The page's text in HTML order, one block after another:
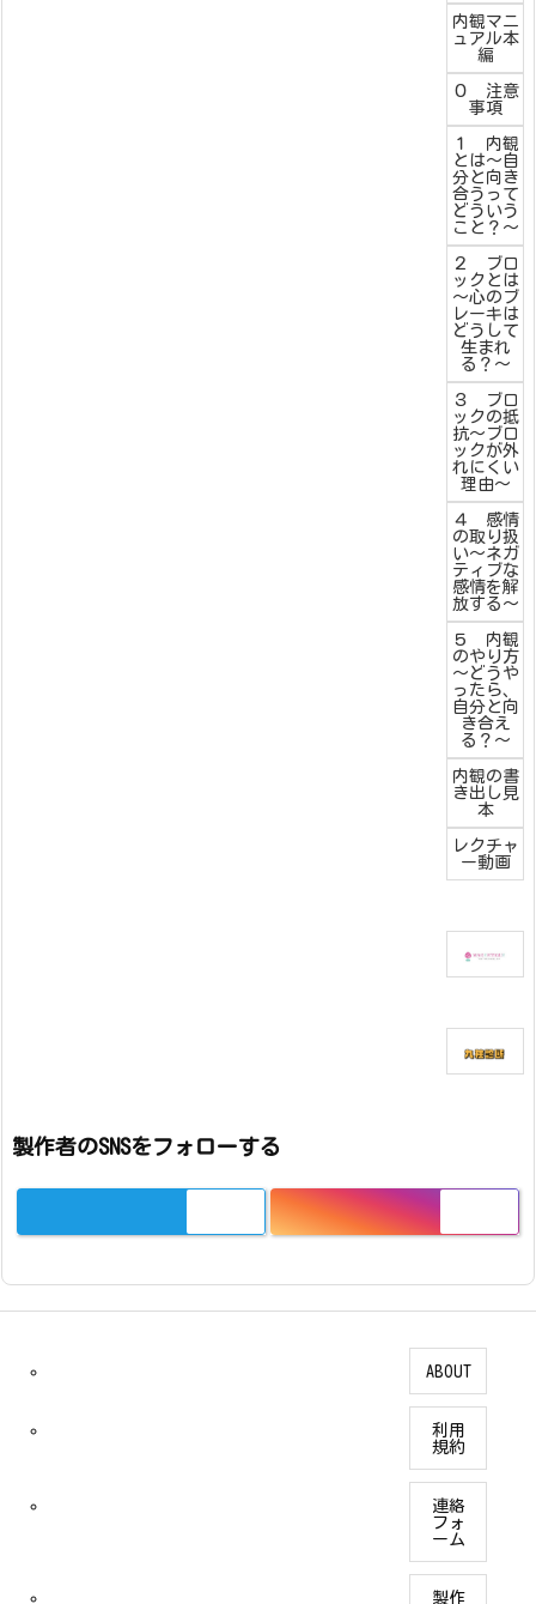
内観マニ
ュアル本
編
０ 注意
事項
１ 内観
とは～自
分と向き
合うって
どういう
こと？～
２ ブロ
ックとは
～心のブ
レーキは
どうして
生まれ
る？～
３ ブロ
ックの抵
抗～ブロ
ックが外
れにくい
理由～
４ 感情
の取り扱
い～ネガ
ティブな
感情を解
放する～
５ 内観
のやり方
～どうや
ったら、
自分と向
き合え
る？～
内観の書
き出し見
本
レクチャ
ー動画
製作者のSNSをフォローする
ABOUT
利用
規約
連絡
フォ
ーム
製作